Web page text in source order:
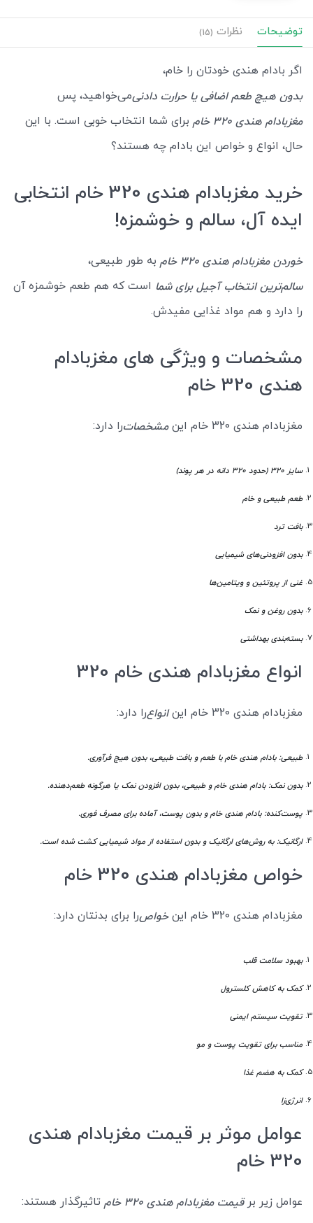
توضیحات نظرات (15)
اگر بادام هندی خودتان را خام،
بدون هیچ طعم اضافی یا حرارت دادنیمی‌خواهید، پس
مغزبادام هندی 320 خام
برای شما انتخاب خوبی است. با این
حال، انواع و خواص این بادام چه هستند؟
خرید مغزبادام هندی 320 خام انتخابی
ایده آل، سالم و خوشمزه!
خوردن مغزبادام هندی 320 خام
به طور طبیعی،
سالم‌ترین انتخاب آجیل برای شما است که هم طعم خوشمزه آن
را دارد و هم مواد غذایی مفیدش.
مشخصات و ویژگی های مغزبادام
هندی 320 خام
مغزبادام هندی 320 خام این مشخصاترا دارد:
سایز 320 (حدود 320 دانه در هر پوند)
طعم طبیعی و خام
بافت ترد
بدون افزودنی‌های شیمیایی
غنی از پروتئین و ویتامین‌ها
بدون روغن و نمک
بسته‌بندی بهداشتی
انواع مغزبادام هندی خام 320
مغزبادام هندی 320 خام این انواعرا دارد:
طبیعی: بادام هندی خام با طعم و بافت طبیعی، بدون هیچ فرآوری.
بدون نمک: بادام هندی خام و طبیعی، بدون افزودن نمک یا هرگونه طعم‌دهنده.
پوست‌کنده: بادام هندی خام و بدون پوست، آماده برای مصرف فوری.
ارگانیک: به روش‌های ارگانیک و بدون استفاده از مواد شیمیایی کشت شده است.
خواص مغزبادام هندی 320 خام
مغزبادام هندی 320 خام این خواصرا برای بدنتان دارد:
بهبود سلامت قلب
کمک به کاهش کلسترول
تقویت سیستم ایمنی
مناسب برای تقویت پوست و مو
کمک به هضم غذا
انرژی‌زا
عوامل موثر بر قیمت مغزبادام هندی
320 خام
عوامل زیر برقیمت مغزبادام هندی 320 خام تاثیرگذار هستند: